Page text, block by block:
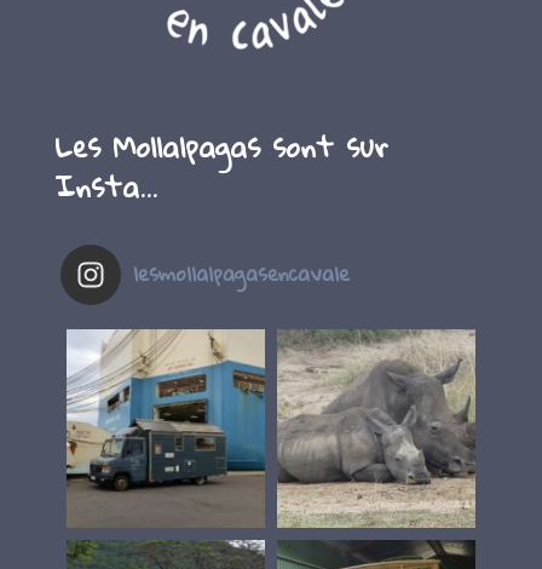
Les Mollalpagas sont sur
Insta…
lesmollalpagasencavale